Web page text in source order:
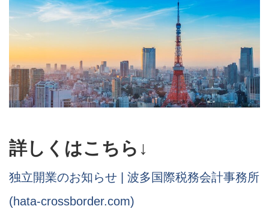
詳しくはこちら↓
独立開業のお知らせ | 波多国際税務会計事務所
(hata-crossborder.com)